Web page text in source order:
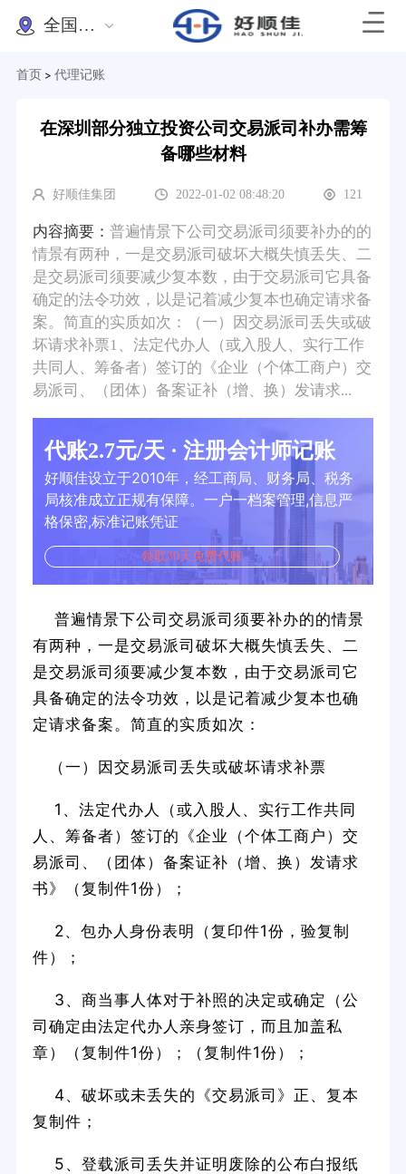
全国办理
首页 > 代理记账
在深圳部分独立投资公司交易派司补办需筹
备哪些材料
好顺佳集团 2022-01-02 08:48:20 121
内容摘要： 普遍情景下公司交易派司须要补办的的
情景有两种，一是交易派司破坏大概失慎丢失、二
是交易派司须要减少复本数，由于交易派司它具备
确定的法令功效，以是记着减少复本也确定请求备
案。简直的实质如次：（一）因交易派司丢失或破
坏请求补票1、法定代办人（或入股人、实行工作
共同人、筹备者）签订的《企业（个体工商户）交
易派司、（团体）备案证补（增、换）发请求...
代账2.7元/天 · 注册会计师记账
好顺佳设立于2010年，经工商局、财务局、税务
局核准成立正规有保障。一户一档案管理,信息严
格保密,标准记账凭证
领取30天免费代账
普遍情景下公司交易派司须要补办的的情景
有两种，一是交易派司破坏大概失慎丢失、二
是交易派司须要减少复本数，由于交易派司它
具备确定的法令功效，以是记着减少复本也确
定请求备案。简直的实质如次：
（一）因交易派司丢失或破坏请求补票
1、法定代办人（或入股人、实行工作共同
人、筹备者）签订的《企业（个体工商户）交
易派司、（团体）备案证补（增、换）发请求
书》（复制件1份）；
2、包办人身份表明（复印件1份，验复制
件）；
3、商当事人体对于补照的决定或确定（公
司确定由法定代办人亲身签订，而且加盖私
章）（复制件1份）；（复制件1份）；
4、破坏或未丢失的《交易派司》正、复本
复制件；
5、登载派司丢失并证明废除的公布白报纸